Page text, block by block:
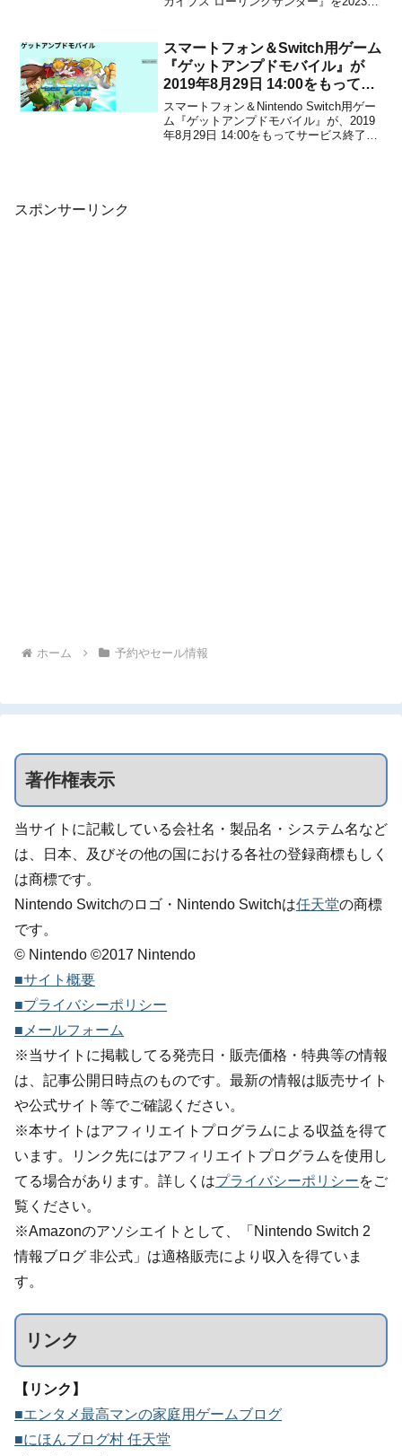
(税込Switch)に設定されています。現在配
信中の『アーケ...
スマートフォン＆Switch用ゲーム
『ゲットアンプドモバイル』が
2019年8月29日 14:00をもってサ
ービス終了に！
スマートフォン＆Nintendo Switch用ゲー
ム『ゲットアンプドモバイル』が、2019
年8月29日 14:00をもってサービス終了に
スポンサーリンク
ホーム 予約やセール情報
著作権表示
当サイトに記載している会社名・製品名・システム名など
は、日本、及びその他の国における各社の登録商標もしく
は商標です。
Nintendo Switchのロゴ・Nintendo Switchは任天堂の商標
です。
© Nintendo ©2017 Nintendo
■サイト概要
■プライバシーポリシー
■メールフォーム
※当サイトに掲載してる発売日・販売価格・特典等の情報
は、記事公開日時点のものです。最新の情報は販売サイト
や公式サイト等でご確認ください。
※本サイトはアフィリエイトプログラムによる収益を得て
います。リンク先にはアフィリエイトプログラムを使用し
てる場合があります。詳しくはプライバシーポリシーをご
覧ください。
※Amazonのアソシエイトとして、「Nintendo Switch 2
情報ブログ 非公式」は適格販売により収入を得ていま
す。
リンク
【リンク】
■エンタメ最高マンの家庭用ゲームブログ
■にほんブログ村 任天堂